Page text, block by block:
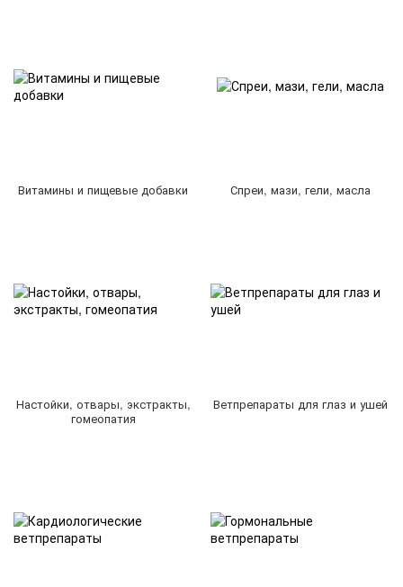
Витамины и пищевые добавки Спреи, мази, гели, масла
Настойки, отвары, экстракты,
гомеопатия
Ветпрепараты для глаз и ушей